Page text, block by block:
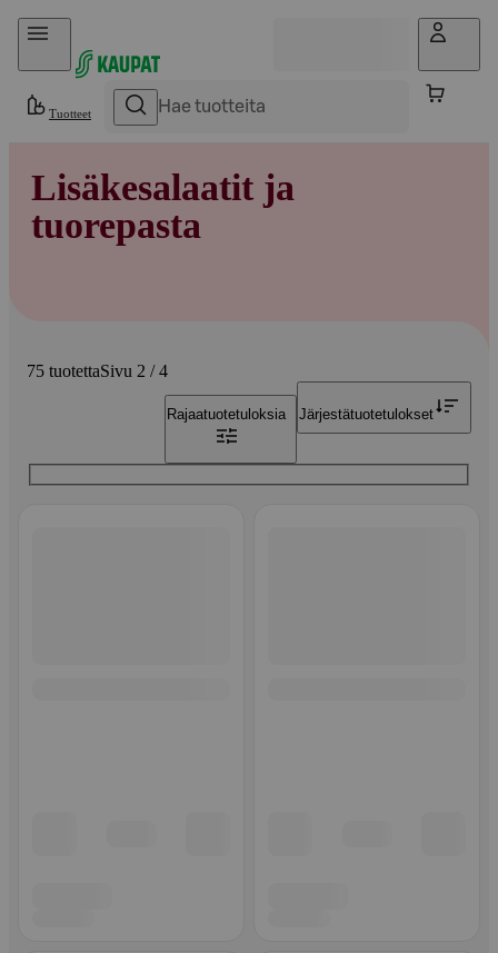
Hyppää sisältöön
Tuotteet
Lisäkesalaatit ja
tuorepasta
75 tuotettaSivu 2 / 4
Rajaatuotetuloksia Järjestätuotetulokset